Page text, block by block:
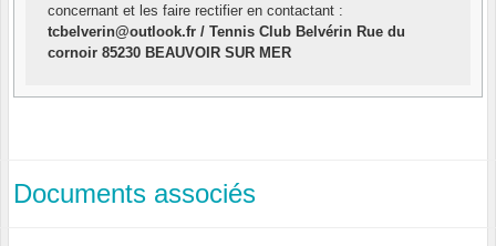
concernant et les faire rectifier en contactant :
tcbelverin@outlook.fr / Tennis Club Belvérin Rue du
cornoir 85230 BEAUVOIR SUR MER
Documents associés